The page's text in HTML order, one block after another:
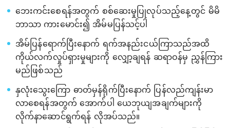
ဘေးကင်းစေရန်အတွက် စစ်ဆေးမှုပြုလုပ်သည့်နေ့တွင် မိမိ
ဘာသာ ကားမောင်း၍ အိမ်မပြန်သင့်ပါ
အိမ်ပြန်ရောက်ပြီးနောက် ရက်အနည်းငယ်ကြာသည်အထိ
ကိုယ်လက်လှုပ်ရှားမှုများကို လျှော့ချရန် ဆရာဝန်မှ ညွှန်ကြား
မည်ဖြစ်သည်
နှလုံးသွေးကြော ဓာတ်မှန်ရိုက်ပြီးနောက် ပြန်လည်ကျန်းမာ
လာစေရန်အတွက် အောက်ပါ ယေဘုယျအချက်များကို
လိုက်နာဆောင်ရွက်ရန် လိုအပ်သည်။